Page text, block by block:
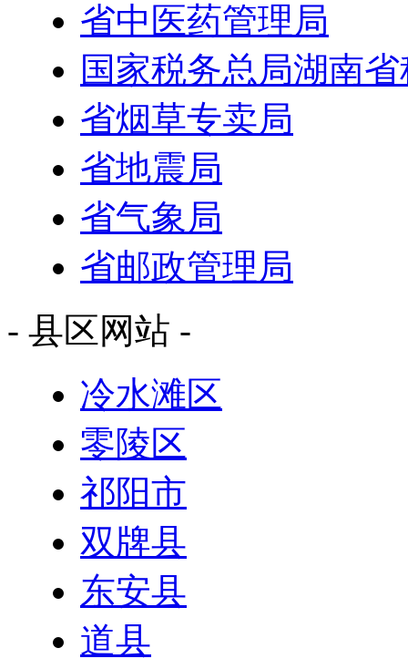
省中医药管理局
国家税务总局湖南
省烟草专卖局
省地震局
省气象局
省邮政管理局
- 县区网站 -
冷水滩区
零陵区
祁阳市
双牌县
东安县
道县